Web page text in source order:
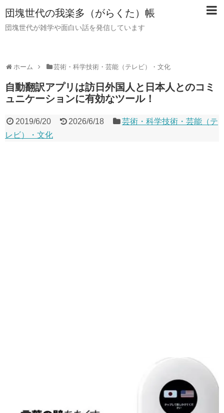
団塊世代の我楽多（がらくた）帳
団塊世代が雑学や面白い話を発信しています
ホーム 芸術・科学技術・芸能（テレビ）・文化
自動翻訳アプリは訪日外国人と日本人とのコミ
ュニケーションに有効なツール！
2019/6/20 2026/6/18
芸術・科学技術・芸能（テ
レビ）・文化